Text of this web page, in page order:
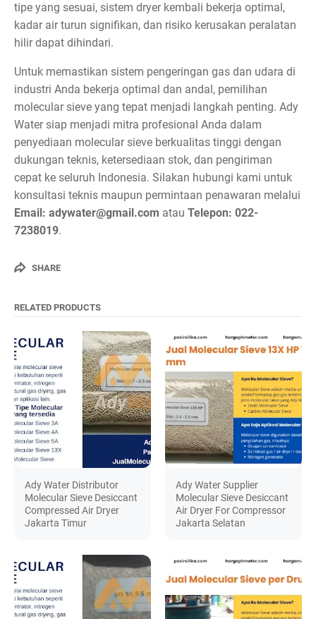
tipe yang sesuai, sistem dryer kembali bekerja optimal,
kadar air turun signifikan, dan risiko kerusakan peralatan
hilir dapat dihindari.
Untuk memastikan sistem pengeringan gas dan udara di
industri Anda bekerja optimal dan andal, pemilihan
molecular sieve yang tepat menjadi langkah penting. Ady
Water siap menjadi mitra profesional Anda dalam
penyediaan molecular sieve berkualitas tinggi dengan
dukungan teknis, ketersediaan stok, dan pengiriman
cepat ke seluruh Indonesia. Silakan hubungi kami untuk
konsultasi teknis maupun permintaan penawaran melalui
Email: adywater@gmail.com atau Telepon: 022-
7238019.
SHARE
RELATED PRODUCTS
Ady Water Distributor
Molecular Sieve Desiccant
Compressed Air Dryer
Jakarta Timur
Ady Water Supplier
Molecular Sieve Desiccant
Air Dryer For Compressor
Jakarta Selatan